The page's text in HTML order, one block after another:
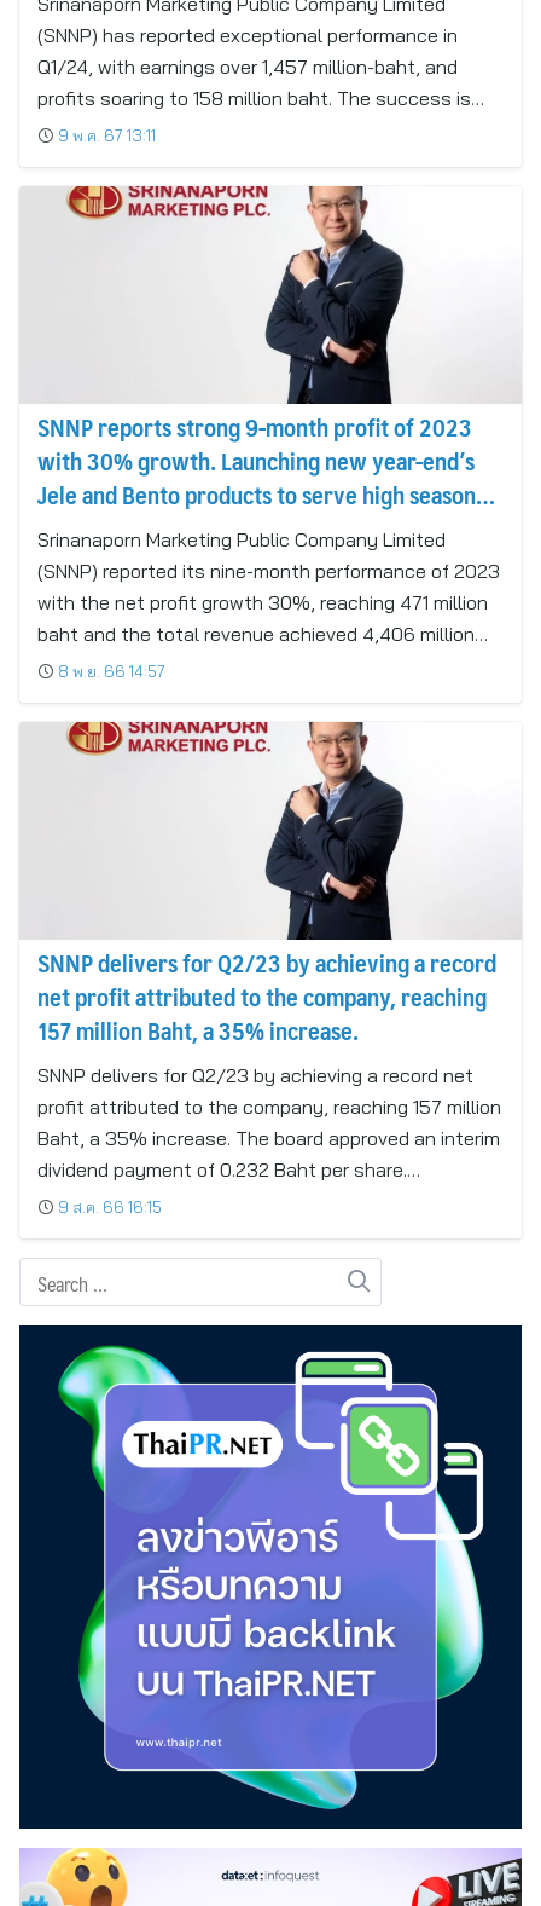
(SNNP) has reported exceptional performance in
Q1/24, with earnings over 1,457 million-baht, and
profits soaring to 158 million baht. The success is…
9 พ.ค. 67 13:11
SNNP reports strong 9-month profit of 2023
with 30% growth. Launching new year-end’s
Jele and Bento products to serve high season
period, with confidence to achieve double-digit
growth for this year
Srinanaporn Marketing Public Company Limited
(SNNP) reported its nine-month performance of 2023
with the net profit growth 30%, reaching 471 million
baht and the total revenue achieved 4,406 million…
8 พ.ย. 66 14:57
SNNP delivers for Q2/23 by achieving a record
net profit attributed to the company, reaching
157 million Baht, a 35% increase.
SNNP delivers for Q2/23 by achieving a record net
profit attributed to the company, reaching 157 million
Baht, a 35% increase. The board approved an interim
dividend payment of 0.232 Baht per share.…
9 ส.ค. 66 16:15